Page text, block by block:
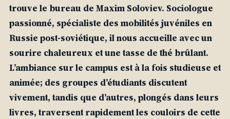
trouve le bureau de Maxim Soloviev. Sociologue
passionné, spécialiste des mobilités juvéniles en
Russie post-soviétique, il nous accueille avec un
sourire chaleureux et une tasse de thé brûlant.
L’ambiance sur le campus est à la fois studieuse et
animée; des groupes d’étudiants discutent
vivement, tandis que d’autres, plongés dans leurs
livres, traversent rapidement les couloirs de cette